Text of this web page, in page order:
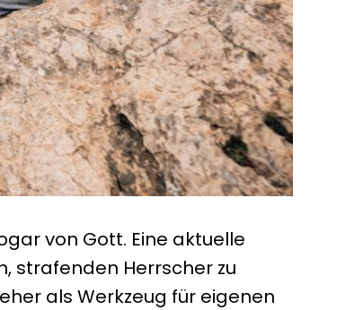
von Gott. Eine aktuelle
strafenden Herrscher zu
als Werkzeug für eigenen